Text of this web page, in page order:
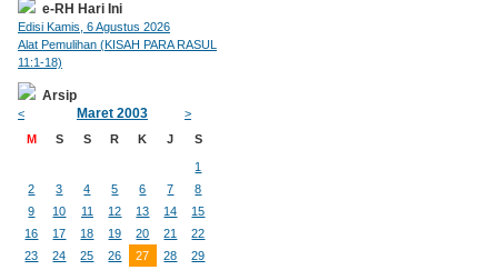
e-RH Hari Ini
Edisi Kamis, 6 Agustus 2026
Alat Pemulihan (KISAH PARA RASUL
11:1-18)
Arsip
< Maret 2003
>
M
S S R K J S
1
2
3 4 5 6 7
8
9
10 11 12 13 14
15
16
17 18 19 20 21
22
23
24 25 26 27 28
29